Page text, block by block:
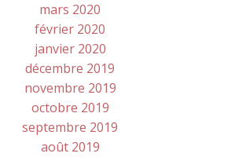
mars 2020
février 2020
janvier 2020
décembre 2019
novembre 2019
octobre 2019
septembre 2019
août 2019